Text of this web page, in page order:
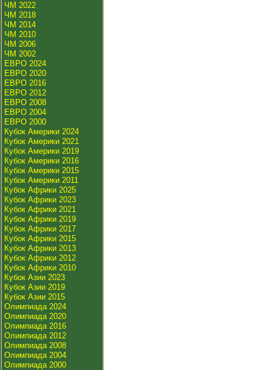
ЧМ 2022
ЧМ 2018
ЧМ 2014
ЧМ 2010
ЧМ 2006
ЧМ 2002
ЕВРО 2024
ЕВРО 2020
ЕВРО 2016
ЕВРО 2012
ЕВРО 2008
ЕВРО 2004
ЕВРО 2000
Кубок Америки 2024
Кубок Америки 2021
Кубок Америки 2019
Кубок Америки 2016
Кубок Америки 2015
Кубок Америки 2011
Кубок Африки 2025
Кубок Африки 2023
Кубок Африки 2021
Кубок Африки 2019
Кубок Африки 2017
Кубок Африки 2015
Кубок Африки 2013
Кубок Африки 2012
Кубок Африки 2010
Кубок Азии 2023
Кубок Азии 2019
Кубок Азии 2015
Олимпиада 2024
Олимпиада 2020
Олимпиада 2016
Олимпиада 2012
Олимпиада 2008
Олимпиада 2004
Олимпиада 2000